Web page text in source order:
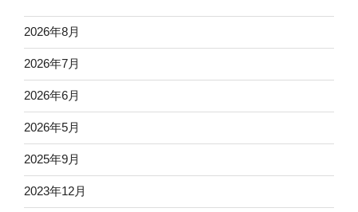
2026年8月
2026年7月
2026年6月
2026年5月
2025年9月
2023年12月